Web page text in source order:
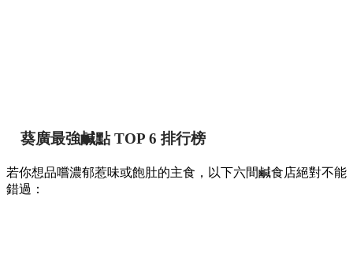
葵廣最強鹹點 TOP 6 排行榜
若你想品嚐濃郁惹味或飽肚的主食，以下六間鹹食店絕對不能
錯過：